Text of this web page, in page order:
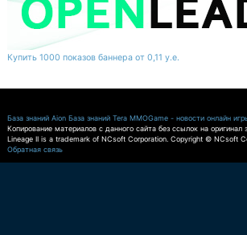
Купить 1000 показов баннера от 0,11 у.е.
База знаний Aion База знаний Tera MMOGame - новости онлайн
Копирование материалов с данного сайта без ссылок на оригинал
Lineage II is a trademark of NCsoft Corporation. Copyright © NCsoft
Обратная связь